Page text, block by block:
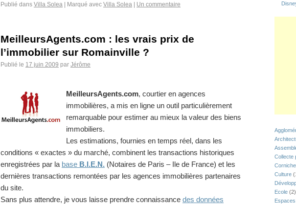
Publié dans Villa Solea Marqué avec Villa Solea Un commentaire
MeilleursAgents.com : les vrais prix de
l’immobilier sur Romainville ?
Publié le 17 juin 2009 par Jérôme
MeilleursAgents.com, courtier en agences
immobilières, a mis en ligne un outil particulièrement
remarquable pour estimer au mieux la valeur des biens
immobiliers.
Les estimations, fournies en temps réel, dans les
conditions « exactes » du marché, combinent les transactions historiques
enregistrées par la base B.I.E.N. (Notaires de Paris – Ile de France) et les
dernières transactions remontées par les agences immobilières partenaires
du site.
Sans plus attendre, je vous laisse prendre connaissance des données
Collecte
Culture
Ecole (2)